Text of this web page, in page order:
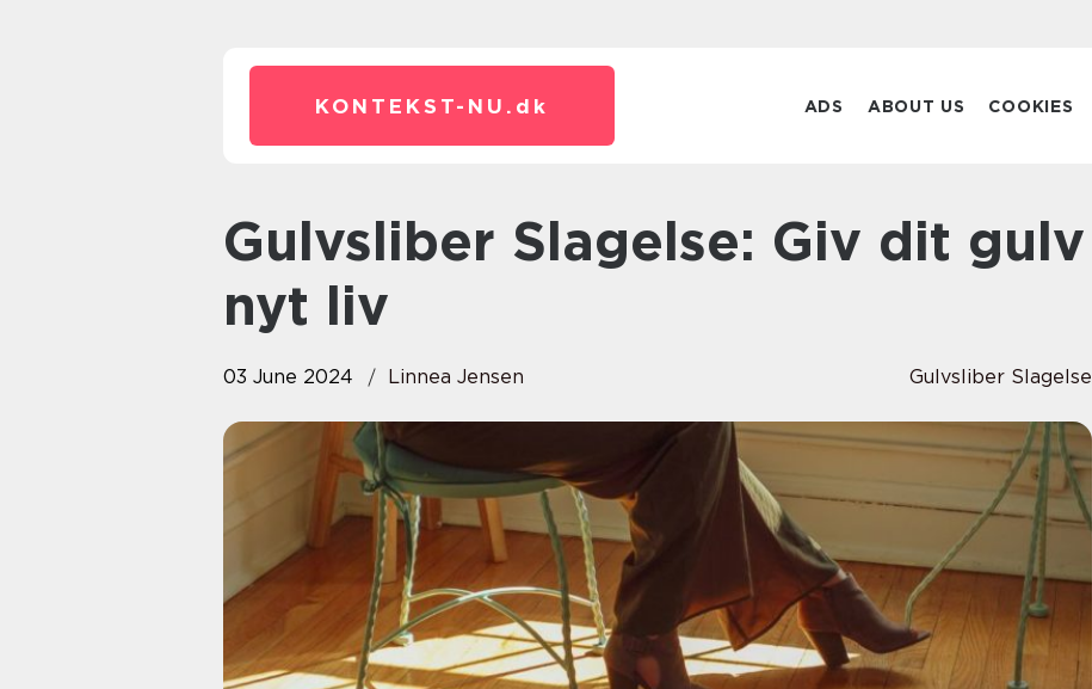
KONTEKST-NU. dk ADS ABOUT US COOKIES
Gulvsliber Slagelse: Giv dit gulv
nyt liv
03 June 2024 Linnea Jensen Gulvsliber Slagelse